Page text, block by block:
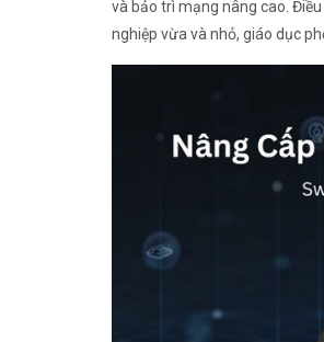
và bảo trì mạng nâng cao.
nghiệp vừa và nhỏ, giáo dục